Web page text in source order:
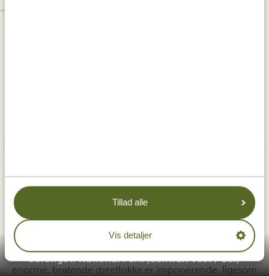
Tillad alle
Vis detaljer
Serengeti National Park (centralt vest / øst)
Serengeti National Park er et af de mest populære
safariområder i verden, især på grund af
gnuvandring,der passerer gennem parken. De
enorme, brølende dyreflokke er imponerende, ligesom